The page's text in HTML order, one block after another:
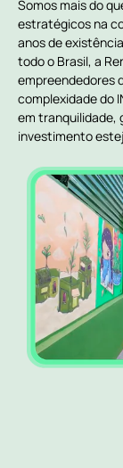
Somos mais do
estratégicos na
anos de
todo o Brasil, a
empreendedores
complexidade do
em tranquilidade,
investimento